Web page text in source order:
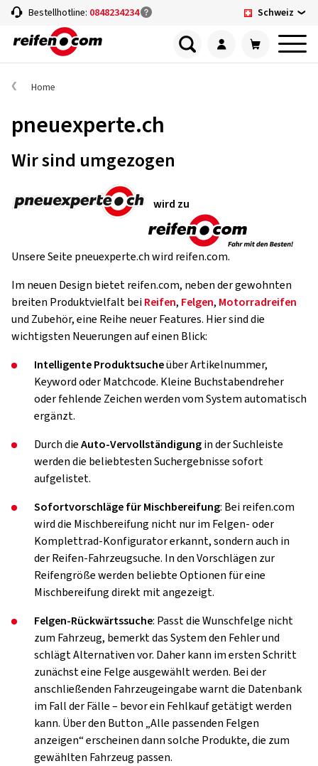
Bestellhotline: 0848234234 Schweiz
Home
pneuexperte.ch
Wir sind umgezogen
wird zu
Unsere Seite pneuexperte.ch wird reifen.com.
Im neuen Design bietet reifen.com, neben der gewohnten
breiten Produktvielfalt beiReifen, Felgen, Motorradreifen
und Zubehör, eine Reihe neuer Features. Hier sind die
wichtigsten Neuerungen auf einen Blick:
Intelligente Produktsucheüber Artikelnummer,
Keyword oder Matchcode. Kleine Buchstabendreher
oder fehlende Zeichen werden vom System automatisch
ergänzt.
Durch dieAuto-Vervollständigungin der Suchleiste
werden die beliebtesten Suchergebnisse sofort
aufgelistet.
Sofortvorschläge für Mischbereifung: Bei reifen.com
wird die Mischbereifung nicht nur im Felgen- oder
Komplettrad-Konfigurator erkannt, sondern auch in
der Reifen-Fahrzeugsuche. In den Vorschlägen zur
Reifengröße werden beliebte Optionen für eine
Mischbereifung direkt mit angezeigt.
Felgen-Rückwärtssuche: Passt die Wunschfelge nicht
zum Fahrzeug, bemerkt das System den Fehler und
schlägt Alternativen vor. Daher kann im ersten Schritt
zunächst eine Felge ausgewählt werden. Bei der
anschließenden Fahrzeugeingabe warnt die Datenbank
im Fall der Fälle – bevor ein Fehlkauf getätigt werden
kann. Über den Button „Alle passenden Felgen
anzeigen“ erscheinen dann solche Produkte, die zum
gewählten Fahrzeug passen.